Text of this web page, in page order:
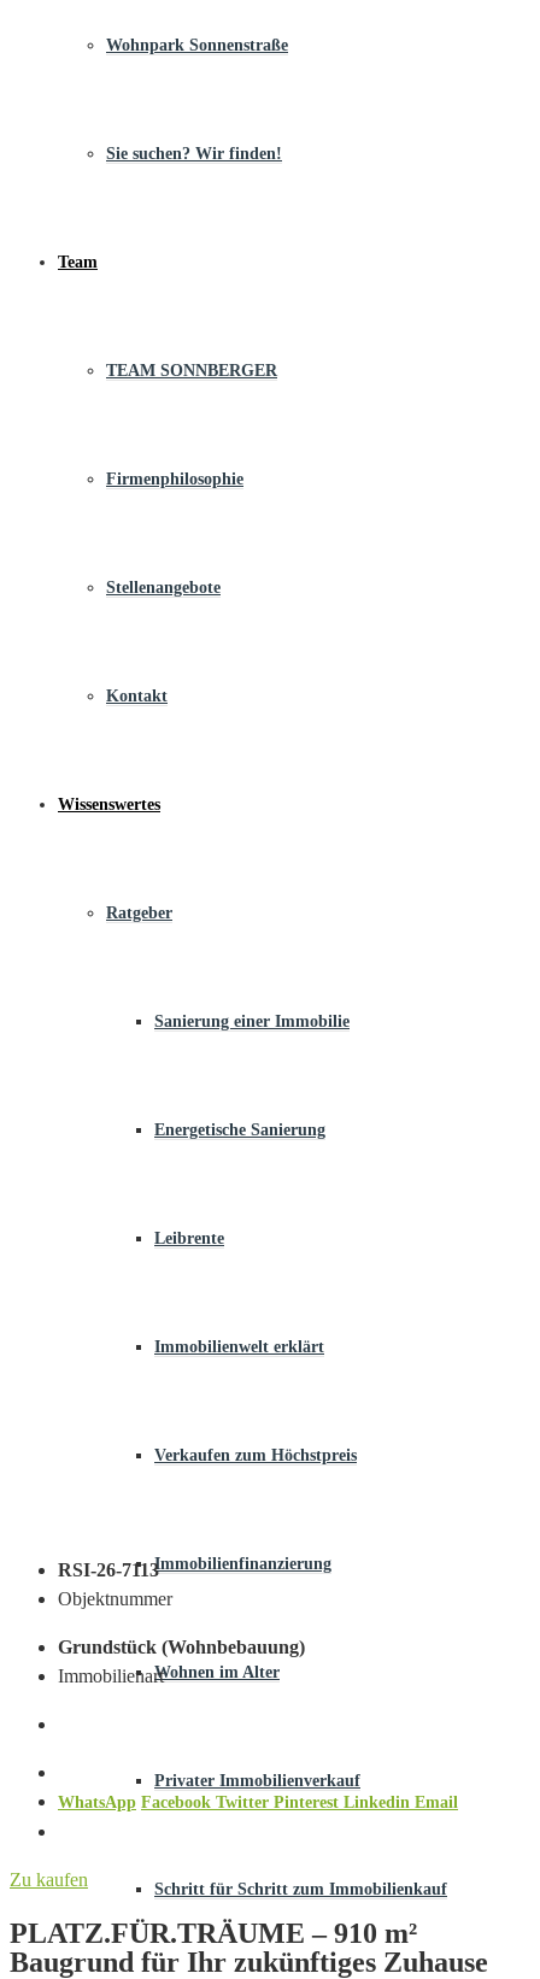
Wohnpark Sonnenstraße
Sie suchen? Wir finden!
Team
TEAM SONNBERGER
Firmenphilosophie
Stellenangebote
Kontakt
Wissenswertes
Ratgeber
Sanierung einer Immobilie
Energetische Sanierung
Leibrente
Immobilienwelt erklärt
Verkaufen zum Höchstpreis
Immobilienfinanzierung
Wohnen im Alter
Privater Immobilienverkauf
Schritt für Schritt zum Immobilienkauf
RSI-26-7113
Objektnummer
Grundstück (Wohnbebauung)
Immobilienart
WhatsApp Facebook Twitter Pinterest Linkedin Email
Zu kaufen
PLATZ.FÜR.TRÄUME – 910 m²
Baugrund für Ihr zukünftiges Zuhause